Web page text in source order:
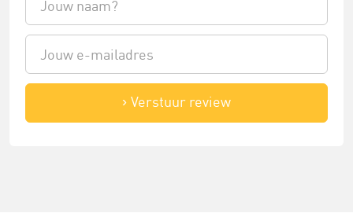
Verstuur review